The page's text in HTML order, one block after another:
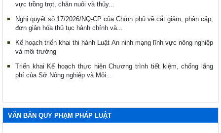
vực trồng trọt, chăn nuôi và thủy...
Nghị quyết số 17/2026/NQ-CP của Chính phủ về cắt giảm, phân cấp,
đơn giản hóa thủ tục hành chính và...
Kế hoạch triển khai thi hành Luật An ninh mạng lĩnh vực nông nghiệp
và môi trường
Triển khai Kế hoạch thực hiện Chương trình tiết kiệm, chống lãng
phí của Sở Nông nghiệp và Môi...
VĂN BẢN QUY PHẠM PHÁP LUẬT